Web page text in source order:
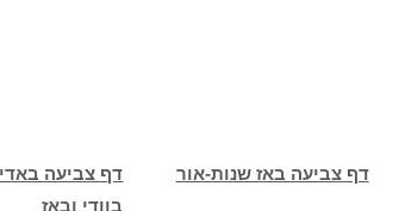
דף צביעה
בוודי ובאז
דף צביעה באז שנות-אור